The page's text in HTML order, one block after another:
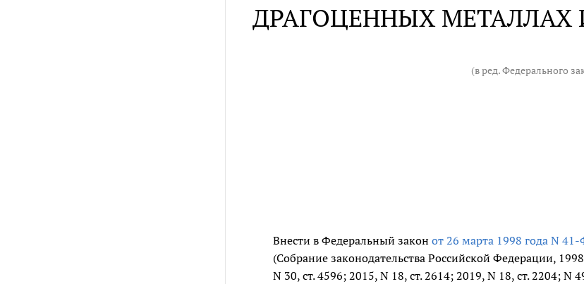
ДРАГОЦЕННЫХ
(в ред. Федерального
Внести в Федеральный законот 26 марта 1998 года N
(Собрание законодательства Российской Федерации,
N 30, ст. 4596; 2015, N 18, ст. 2614; 2019, N 18, ст. 2204;